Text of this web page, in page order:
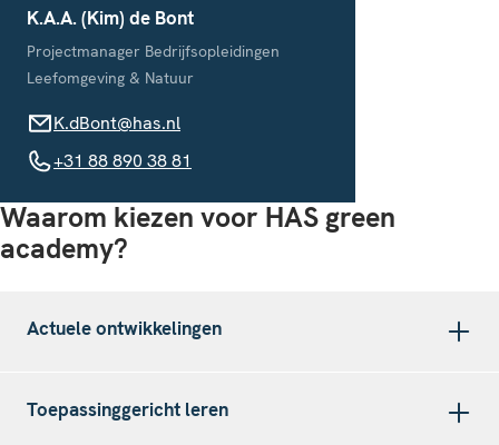
K.A.A. (Kim) de Bont
Projectmanager Bedrijfsopleidingen
Leefomgeving & Natuur
K.dBont@has.nl
K.dBont@has.nl
+31 88 890 38 81
+31 88 890 38 81
Waarom kiezen voor HAS green
academy?
Actuele ontwikkelingen
Toepassinggericht leren